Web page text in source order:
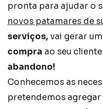
pronta para ajudar o
novos patamares de
serviços, vai gerar
compra ao seu
abandono!
Conhecemos as
pretendemos